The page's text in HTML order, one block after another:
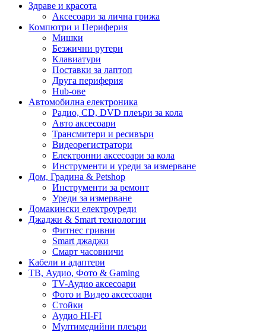
Здраве и красота
Аксесоари за лична грижа
Компютри и Периферия
Мишки
Безжични рутери
Клавиатури
Поставки за лаптоп
Друга периферия
Hub-ове
Автомобилна електроника
Радио, CD, DVD плеъри за кола
Авто аксесоари
Трансмитери и ресивъри
Видеорегистратори
Електронни аксесоари за кола
Инструменти и уреди за измерване
Дом, Градина & Petshop
Инструменти за ремонт
Уреди за измерване
Домакински електроуреди
Джаджи & Smart технологии
Фитнес гривни
Smart джаджи
Смарт часовничи
Кабели и адаптери
ТВ, Аудио, Фото & Gaming
TV-Аудио аксесоари
Фото и Видео аксесоари
Стойки
Аудио HI-FI
Мултимедийни плеъри